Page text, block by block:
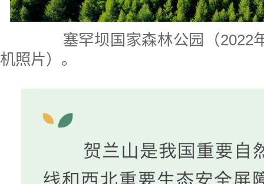
塞罕坝国家森林公园（2022
机照片）。